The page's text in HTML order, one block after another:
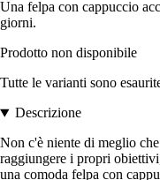
Una felpa con cappuccio
giorni.
Prodotto non disponibile
Tutte le varianti sono
Descrizione
Non c'è niente di meglio
raggiungere i propri
una comoda felpa con